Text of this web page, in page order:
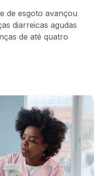
de esgoto avançou
diarreicas agudas
de até quatro